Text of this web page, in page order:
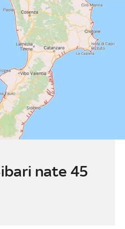
nate 45